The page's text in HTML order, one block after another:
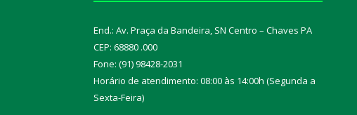
End.: Av. Praça da Bandeira, SN Centro – Chaves PA
CEP: 68880 .000
Fone: (91) 98428-2031
Horário de atendimento: 08:00 às 14:00h (Segunda a
Sexta-Feira)